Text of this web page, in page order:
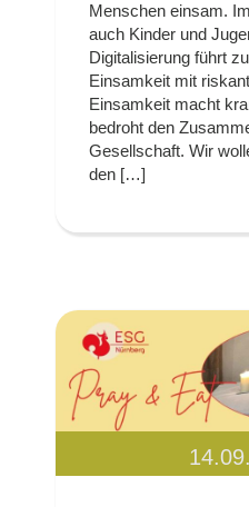
Menschen einsam.
auch Kinder und
Digitalisierung führt
Einsamkeit mit
Einsamkeit macht
bedroht den
Gesellschaft. Wir
den […]
14.09.